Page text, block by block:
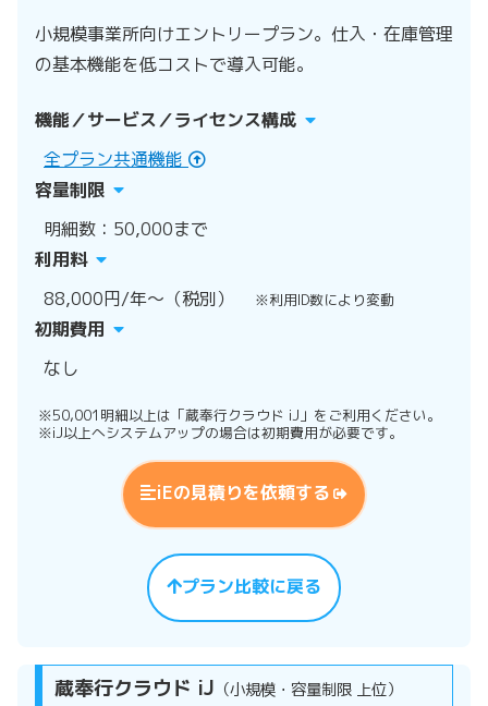
小規模事業所向けエントリープラン。仕入・在庫管理
の基本機能を低コストで導入可能。
機能／サービス／ライセンス構成
全プラン共通機能
容量制限
明細数：50,000まで
利用料
88,000円/年～（税別）
※利用ID数により変動
初期費用
なし
※50,001明細以上は「蔵奉行クラウド iJ」をご利用ください。
※iJ以上へシステムアップの場合は初期費用が必要です。
iEの見積りを依頼する
プラン比較に戻る
蔵奉行クラウド iJ （小規模・容量制限 上位）